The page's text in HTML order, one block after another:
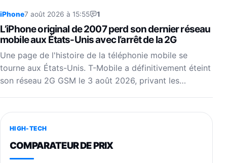
iPhone7 août 2026 à 15:55 1
L’iPhone original de 2007 perd son dernier réseau
mobile aux États-Unis avec l’arrêt de la 2G
Une page de l'histoire de la téléphonie mobile se
tourne aux États-Unis. T-Mobile a définitivement éteint
son réseau 2G GSM le 3 août 2026, privant les…
HIGH-TECH
COMPARATEUR DE PRIX